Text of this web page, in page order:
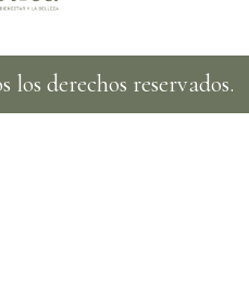
derechos reservados.